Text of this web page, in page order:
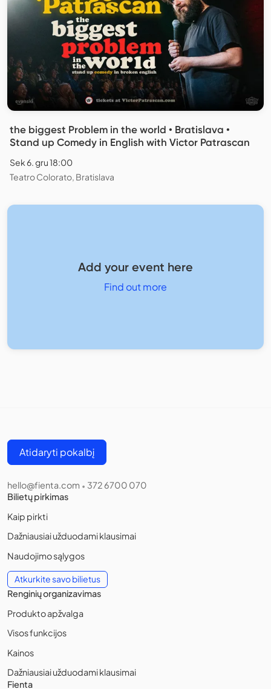
the biggest Problem in the world • Bratislava •
Stand up Comedy in English with Victor Patrascan
Sek 6. gru 18:00
Teatro Colorato, Bratislava
Add your event here
Find out more
Atidaryti pokalbį
hello@fienta.com • 372 6700 070
Bilietų pirkimas
Kaip pirkti
Dažniausiai užduodami klausimai
Naudojimo sąlygos
Atkurkite savo bilietus
Renginių organizavimas
Produkto apžvalga
Visos funkcijos
Kainos
Dažniausiai užduodami klausimai
Fienta